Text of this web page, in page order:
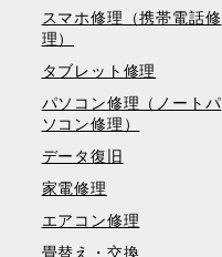
スマホ修理（携帯電話修
理）
タブレット修理
パソコン修理（ノートパ
ソコン修理）
データ復旧
家電修理
エアコン修理
畳替え・交換